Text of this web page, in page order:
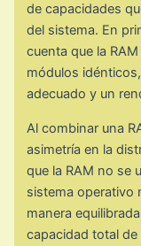
de capacidades
del sistema. En
cuenta que la
módulos
adecuado y un
Al combinar una
asimetría en la
que la RAM no se
sistema operativo
manera
capacidad total de